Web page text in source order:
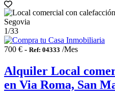
1/33
700 € - Ref: 04333 /Mes
Alquiler Local
en Via Roma, San